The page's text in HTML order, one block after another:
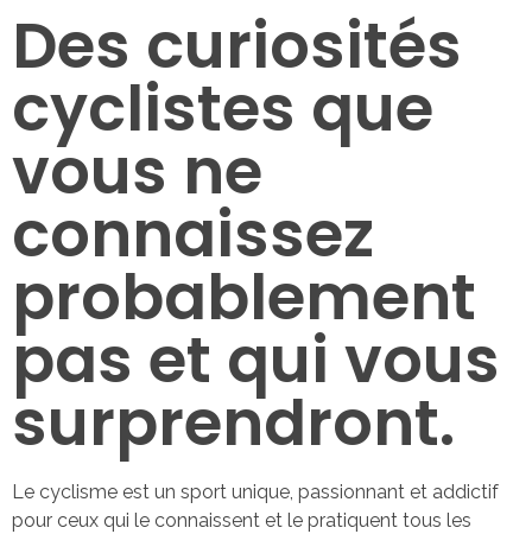
Des curiosités
cyclistes que
vous ne
connaissez
probablement
pas et qui vous
surprendront.
Le cyclisme est un sport unique, passionnant et addictif
pour ceux qui le connaissent et le pratiquent tous les